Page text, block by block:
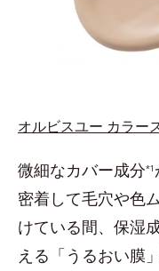
オルビスユー カラー
微細なカバー成分*1
密着して毛穴や色
けている間、保湿
える「うるおい膜